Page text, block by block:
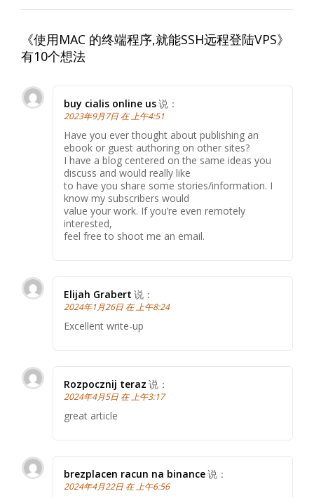
《使用MAC 的终端程序,就能SSH远程登陆VPS》
有10个想法
buy cialis online us说：
2023年9月7日 在 上午4:51
Have you ever thought about publishing an
ebook or guest authoring on other sites?
I have a blog centered on the same ideas you
discuss and would really like
to have you share some stories/information. I
know my subscribers would
value your work. If you’re even remotely
interested,
feel free to shoot me an email.
Elijah Grabert 说：
2024年1月26日 在 上午8:24
Excellent write-up
Rozpocznij teraz 说：
2024年4月5日 在 上午3:17
great article
brezplacen racun na binance说：
2024年4月22日 在 上午6:56